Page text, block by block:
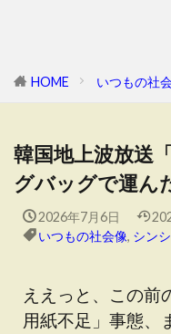
HOME いつもの社
韓国地上波放送
グバッグで運ん
2026年7月6日
いつもの社会像, シン
ええっと、この前
用紙不足」事態、